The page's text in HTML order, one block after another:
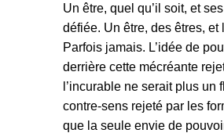
Un être, quel qu’il soit, et
défiée. Un être, des êtres, et
Parfois jamais. L’idée de
derrière cette mécréante
l’incurable ne serait plus
contre-sens rejeté par les
que la seule envie de